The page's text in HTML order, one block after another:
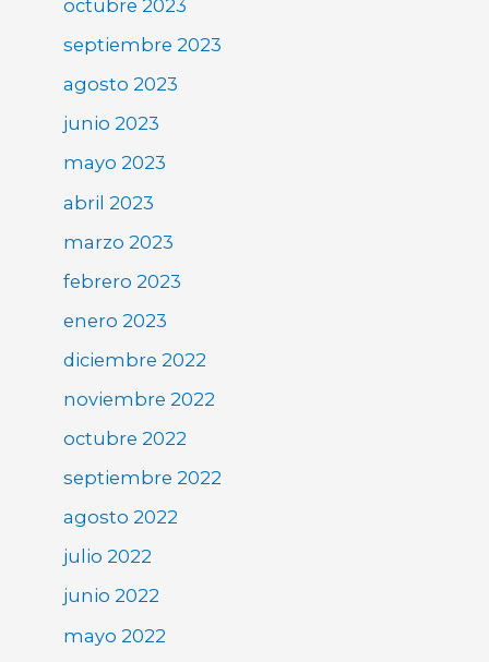
octubre 2023
septiembre 2023
agosto 2023
junio 2023
mayo 2023
abril 2023
marzo 2023
febrero 2023
enero 2023
diciembre 2022
noviembre 2022
octubre 2022
septiembre 2022
agosto 2022
julio 2022
junio 2022
mayo 2022